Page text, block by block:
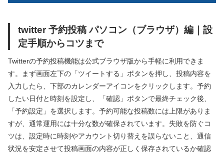
twitter 予約投稿 パソコン（ブラウザ）編｜設
定手順からコツまで
Twitterの予約投稿機能は公式ブラウザ版から手軽に利用できま
す。まず画面左下の「ツイートする」ボタンを押し、投稿内容を
入力したら、下部のカレンダーアイコンをクリックします。予約
したい日付と時刻を設定し、「確認」ボタンで最終チェック後、
「予約設定」を選択します。予約可能な投稿数には上限がありま
すが、通常運用には十分な数が確保されています。失敗を防ぐコ
ツは、設定時に時刻やアカウント切り替えを誤らないこと、通信
状況を安定させて投稿画面の内容が正しく保存されているか確認